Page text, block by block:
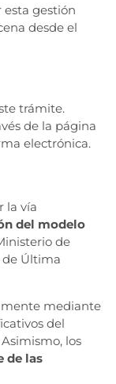
esta gestión
desde el
trámite.
de la página
electrónica.
la vía
del modelo
de
de Última
mediante
del
los
de las